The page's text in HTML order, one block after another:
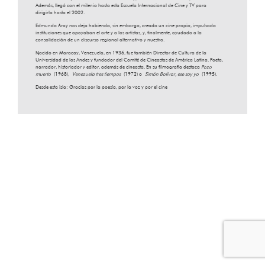
Además, llegó con el milenio hasta esta Escuela Internacional de Cine y TV para
dirigirla hasta el 2002.
Edmundo Aray nos deja habiendo, sin embargo, creado un cine propio, impulsado
instituciones que apoyaban el arte y a los artistas, y, finalmente, ayudado a la
consolidación de un discurso regional alternativo y nuestro.
Nacido en Maracay, Venezuela, en 1936, fue también Director de Cultura de la
Universidad de los Andes y fundador del Comité de Cineastas de América Latina. Poeta,
narrador, historiador y editor, además de cineasta. En su filmografía destaca Pozo
muerto (1968), Venezuela tres tiempos(1972) o Simón Bolívar, ese soy yo (1995).
Desde esta isla: Gracias por la poesía, por la voz y por el cine